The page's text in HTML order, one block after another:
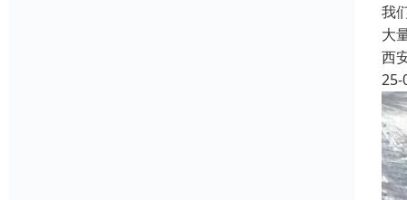
我
大
西
25-